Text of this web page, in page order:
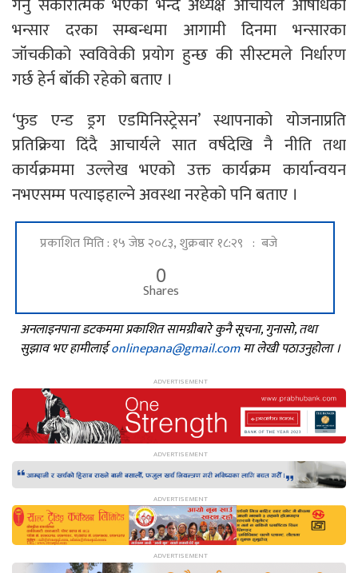
भन्सार दरका सम्बन्धमा आगामी दिनमा भन्सारका
जॉंचकीको स्वविवेकी प्रयोग हुन्छ की सीस्टमले निर्धारण
गर्छ हेर्न बॉंकी रहेको बताए ।
‘फुड एन्ड ड्रग एडमिनिस्ट्रेसन’ स्थापनाको योजनाप्रति
प्रतिक्रिया दिंदै आचार्यले सात वर्षदेखि नै नीति तथा
कार्यक्रममा उल्लेख भएको उक्त कार्यक्रम कार्यान्वयन
नभएसम्म पत्याइहाल्ने अवस्था नरहेको पनि बताए ।
प्रकाशित मिति : १५ जेष्ठ २०८३, शुक्रबार १८:२९ : बजे
0
Shares
अनलाइनपाना डटकममा प्रकाशित सामग्रीबारे कुनै सूचना, गुनासो, तथा
सुझाव भए हामीलाईonlinepana@gmail.comमा लेखी पठाउनुहोला ।